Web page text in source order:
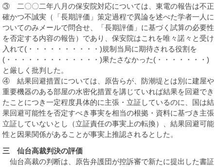
③ 二〇〇二年八月の保安院対応については、東電の報告は不正
確かつ不誠実（「長期評価」策定過程で異論を述べた学者一人に
ついてのみメールで問合せ、「長期評価」に基づく試算の必要性
を否定する内容の報告）であり、保安院はこれを唯々諾々と受け
入れて(・・・・・・・・・・)規制当局に期待される役割を
(・・・・・・・・・・・・・)果たさなかった(・・・・・・・)
と厳しく批判した。
④ 結果回避措置については、原告らが、防潮堤とは別に建屋や
重要機器のある部屋の水密化措置を講じていれば結果を回避でき
たことにつき一定程度具体的に主張・立証しているのに、国は結
果回避可能性を否定すべき事実を相当の根拠・資料に基づき主張
立証していないとし（立証責任の事実上の転換）、結果回避可能
性と因果関係があることが事実上推認されるとした。
三 仙台高裁判決の評価
仙台高裁の判断は、原告弁護団が控訴審で新たに提出した書証